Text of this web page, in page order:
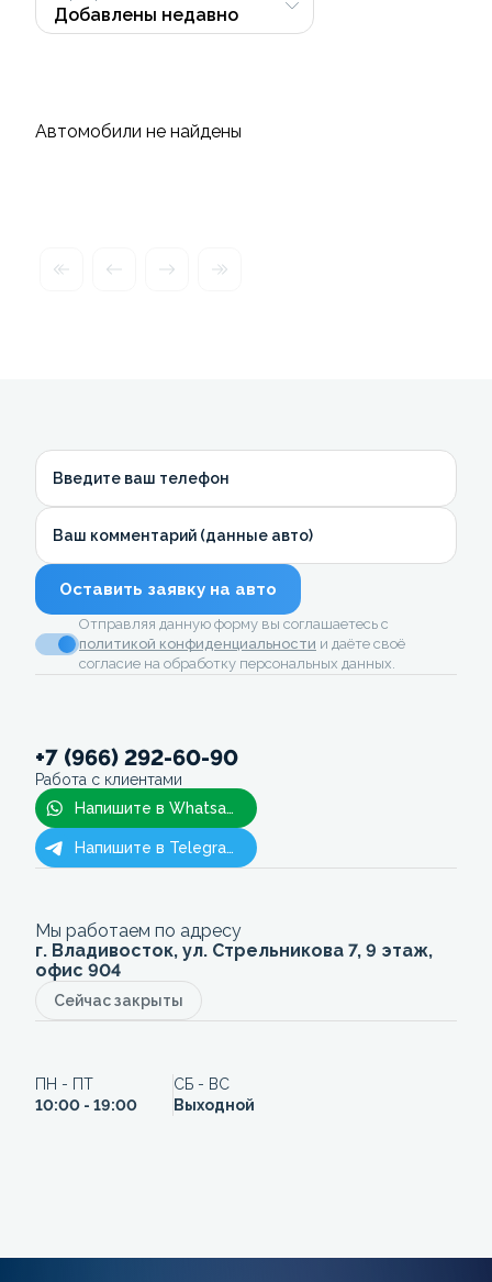
Автомобили не найдены
Введите ваш телефон
Ваш комментарий (данные авто)
Оставить заявку на авто
Отправляя данную форму вы соглашаетесь с
политикой конфиденциальности и даёте своё
согласие на обработку персональных данных.
+7 (966) 292-60-90
Работа с клиентами
Напишите в Whatsapp
Напишите в Telegram
Мы работаем по адресу
г. Владивосток, ул. Стрельникова 7, 9 этаж,
офис 904
Сейчас закрыты
ПН - ПТ
10:00 - 19:00
СБ - ВС
Выходной